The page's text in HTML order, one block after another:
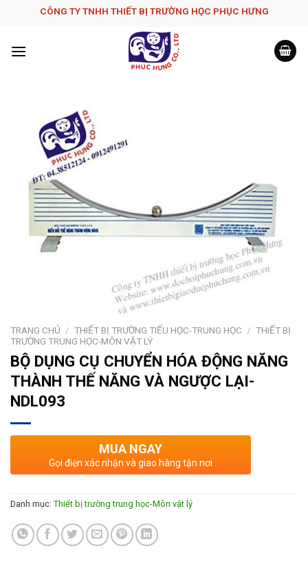
CÔNG TY TNHH THIẾT BỊ TRƯỜNG HỌC PHỤC H­ƯNG
TRANG CHỦ / THIẾT BỊ TRƯỜNG TIỂU HỌC-TRUNG HỌC / THIẾT BỊ
TRƯỜNG TRUNG HỌC-MÔN VẬT LÝ
BỘ DỤNG CỤ CHUYỂN HÓA ĐỘNG NĂNG
THÀNH THẾ NĂNG VÀ NGƯỢC LẠI-
NDL093
MUA NGAY
Gọi điện xác nhận và giao hàng tận nơi
Danh mục: Thiết bị trường trung học-Môn vật lý